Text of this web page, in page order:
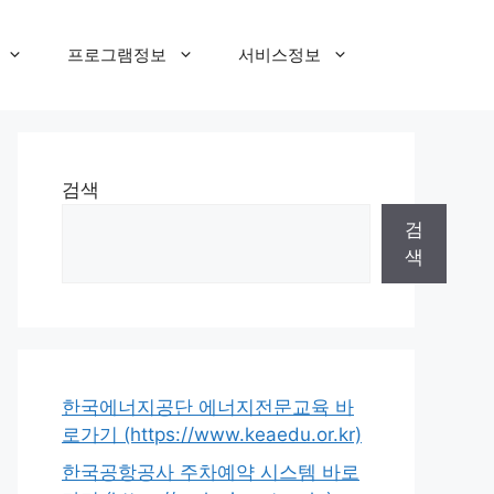
프로그램정보 서비스정보
검색
검
색
한국에너지공단 에너지전문교육 바
로가기 (https://www.keaedu.or.kr)
한국공항공사 주차예약 시스템 바로